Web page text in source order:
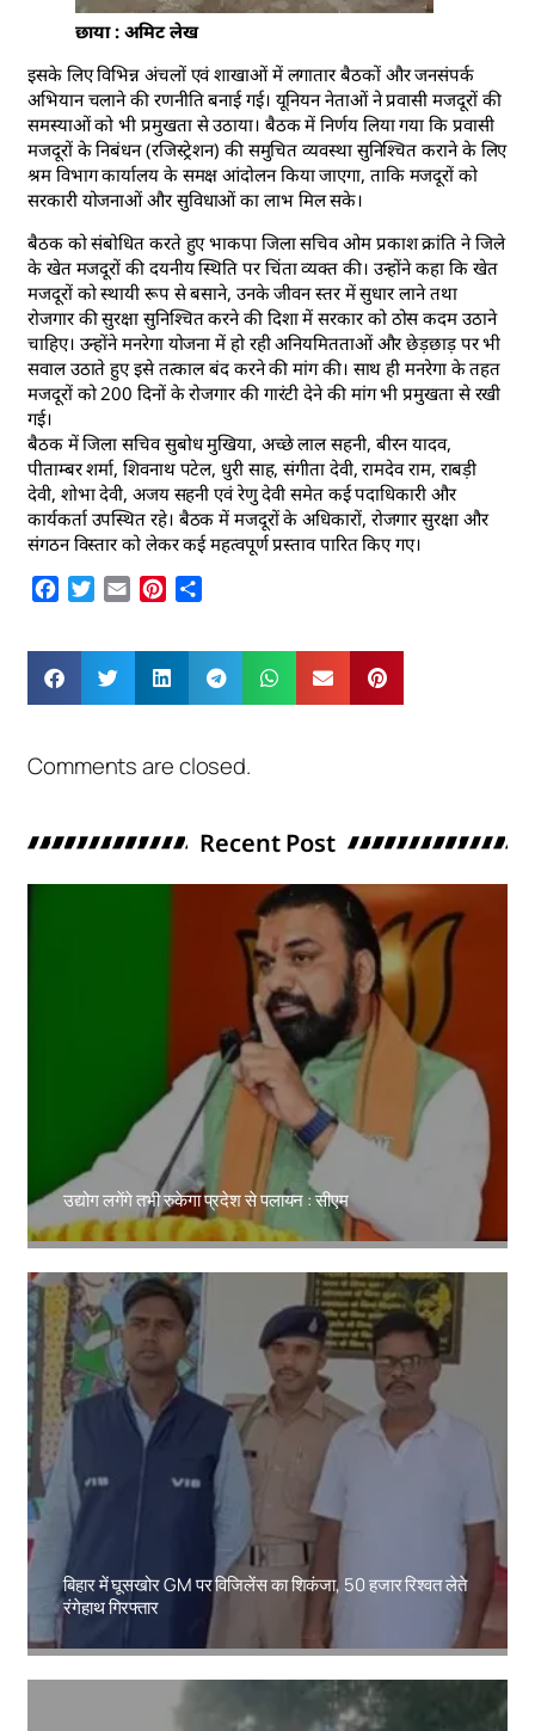
छाया : अमिट लेख
इसके लिए विभिन्न अंचलों एवं शाखाओं में लगातार बैठकों और जनसंपर्क
अभियान चलाने की रणनीति बनाई गई। यूनियन नेताओं ने प्रवासी मजदूरों की
समस्याओं को भी प्रमुखता से उठाया। बैठक में निर्णय लिया गया कि प्रवासी
मजदूरों के निबंधन (रजिस्ट्रेशन) की समुचित व्यवस्था सुनिश्चित कराने के लिए
श्रम विभाग कार्यालय के समक्ष आंदोलन किया जाएगा, ताकि मजदूरों को
सरकारी योजनाओं और सुविधाओं का लाभ मिल सके।
बैठक को संबोधित करते हुए भाकपा जिला सचिव ओम प्रकाश क्रांति ने जिले
के खेत मजदूरों की दयनीय स्थिति पर चिंता व्यक्त की। उन्होंने कहा कि खेत
मजदूरों को स्थायी रूप से बसाने, उनके जीवन स्तर में सुधार लाने तथा
रोजगार की सुरक्षा सुनिश्चित करने की दिशा में सरकार को ठोस कदम उठाने
चाहिए। उन्होंने मनरेगा योजना में हो रही अनियमितताओं और छेड़छाड़ पर भी
सवाल उठाते हुए इसे तत्काल बंद करने की मांग की। साथ ही मनरेगा के तहत
मजदूरों को 200 दिनों के रोजगार की गारंटी देने की मांग भी प्रमुखता से रखी
गई।
बैठक में जिला सचिव सुबोध मुखिया, अच्छे लाल सहनी, बीरन यादव,
पीताम्बर शर्मा, शिवनाथ पटेल, धुरी साह, संगीता देवी, रामदेव राम, राबड़ी
देवी, शोभा देवी, अजय सहनी एवं रेणु देवी समेत कई पदाधिकारी और
कार्यकर्ता उपस्थित रहे। बैठक में मजदूरों के अधिकारों, रोजगार सुरक्षा और
संगठन विस्तार को लेकर कई महत्वपूर्ण प्रस्ताव पारित किए गए।
Facebook
Twitter
Email Pinterest
Comments are closed.
Recent Post
उद्योग लगेंगे तभी रुकेगा प्रदेश से पलायन : सीएम
Amit Lekh
बिहार में घूसखोर GM पर विजिलेंस का शिकंजा, 50 हजार रिश्वत लेते
रंगेहाथ गिरफ्तार